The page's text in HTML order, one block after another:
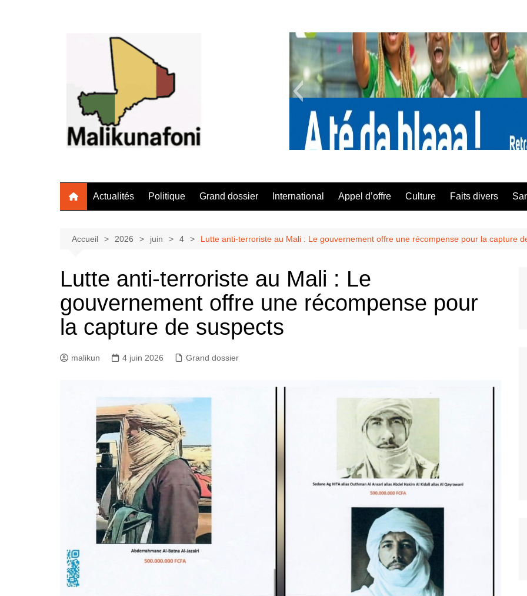
Actualités Politique Grand dossier International Appel d’offre Culture Faits divers
Accueil 2026 juin 4 Lutte anti-terroriste au Mali : Le gouvernement offre une récompense pour la capture
Lutte anti-terroriste au Mali : Le
gouvernement offre une récompense pour
la capture de suspects
malikun 4 juin 2026 Grand dossier